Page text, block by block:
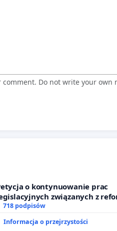
Do not write your
o kontynuowanie prac
związanych z
prawa rodzinnego
718 podpisów
Informacja o przejrzystości